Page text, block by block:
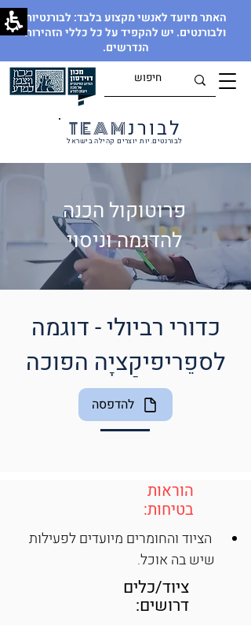
האתר מיועד לאנשי מקצוע בלבד: לבורנטיות
ולבורנטים. יש להקפיד על כל כללי הזהירות
הנדרשים.
לבורנTEAM
לבורנטים.יות יוצרים קהילה בישראל
פרוטוקול הכנה
להדגמה וניסוי
כדורי רביולי - דוגמה
לספֵריפיקַציָה הפוכה
להדפסה
הוראות
בטיחות:
הציוד והחומרים מיועדים לפעילות
שיש בה אוכל.
ציוד/כלים
דרושים: